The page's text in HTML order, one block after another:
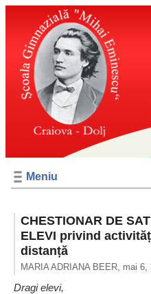
Meniu
CHESTIONAR DE
ELEVI privind
distanță
MARIA ADRIANA BEER, mai 6,
Dragi elevi,